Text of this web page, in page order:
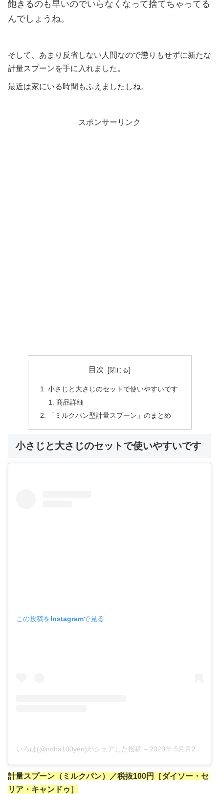
飽きるのも早いのでいらなくなって捨てちゃってる
んでしょうね。
そして、あまり反省しない人間なので懲りもせずに新たな
計量スプーンを手に入れました。
最近は家にいる時間もふえましたしね。
スポンサーリンク
目次
小さじと大さじのセットで使いやすいです
商品詳細
「ミルクパン型計量スプーン」のまとめ
小さじと大さじのセットで使いやすいです
この投稿をInstagramで見る
いろは(@iroha100yen)がシェアした投稿 – 2020年 5月月26日午前7時44分PDT
計量スプーン（ミルクパン）／税抜100円［ダイソー・セ
リア・キャンドゥ］